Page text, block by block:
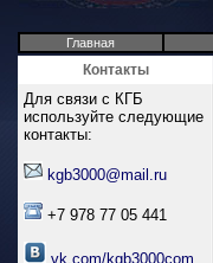
Главная
Контакты
Для связи с КГБ
используйте следующие
контакты:
kgb3000@mail.ru
+7 978 77 05 441
vk.com/kgb3000com